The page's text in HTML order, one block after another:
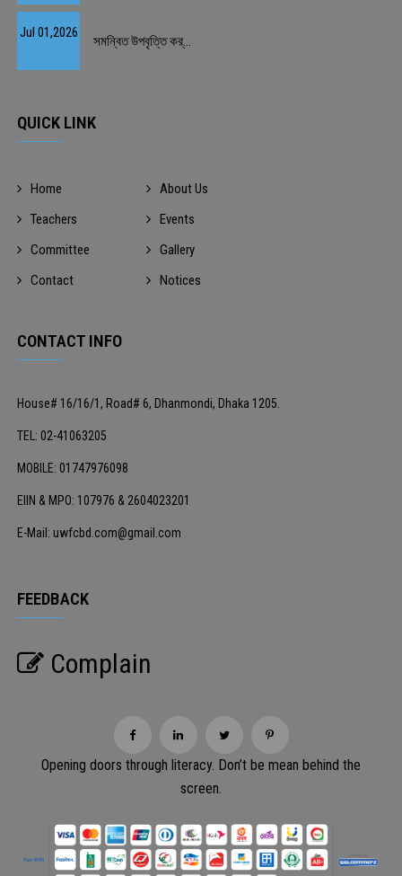
Jul 01,2026
সমন্বিত উপবৃত্তি কর্...
QUICK LINK
Home
About Us
Teachers
Events
Committee
Gallery
Contact
Notices
CONTACT INFO
House# 16/16/1, Road# 6, Dhanmondi, Dhaka 1205.
TEL: 02-41063205
MOBILE: 01747976098
EIIN & MPO: 107976 & 2604023201
E-Mail: uwfcbd.com@gmail.com
FEEDBACK
Complain
Opening doors through literacy. Don’t be mean behind the
screen.